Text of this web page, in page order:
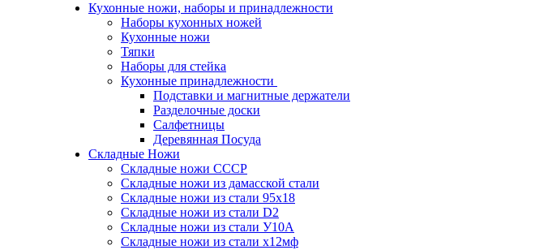
Кухонные ножи, наборы и принадлежности
Наборы кухонных ножей
Кухонные ножи
Тяпки
Наборы для стейка
Кухонные принадлежности
Подставки и магнитные держатели
Разделочные доски
Салфетницы
Деревянная Посуда
Складные Ножи
Cкладные ножи СССР
Складные ножи из дамасской стали
Складные ножи из стали 95х18
Складные ножи из стали D2
Складные ножи из стали У10А
Складные ножи из стали х12мф